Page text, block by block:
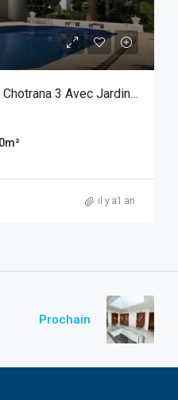
Villa De Luxe À Vendre À Chotrana 3 Avec Jardin Et Piscine
m²
il y a1 an
Prochain